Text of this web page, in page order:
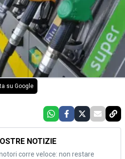
su Google
NOTIZIE
corre veloce: non restare